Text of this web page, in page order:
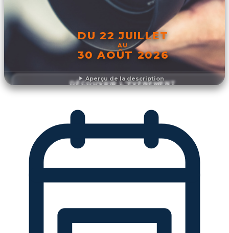
Aperçu de la description
DU 22 JUILLET
AU
30 AOÛT 2026
DÉCOUVRIR L'ÉVÉNEMENT